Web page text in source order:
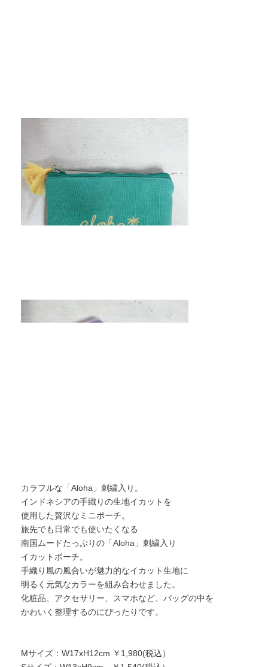
カラフルな「Aloha」刺繍入り。
インドネシアの手織りの生地イカットを
使用した贅沢なミニポーチ。
旅先でも日常でも使いたくなる
南国ムードたっぷりの「Aloha」刺繍入り
イカットポーチ。
手織り風の風合いが魅力的なイカット生地に
明るく元気なカラーを組み合わせました。
化粧品、アクセサリー、スマホなど、バッグの中を
かわいく整理するのにぴったりです。
Mサイズ：W17xH12cm ￥1,980(税込）